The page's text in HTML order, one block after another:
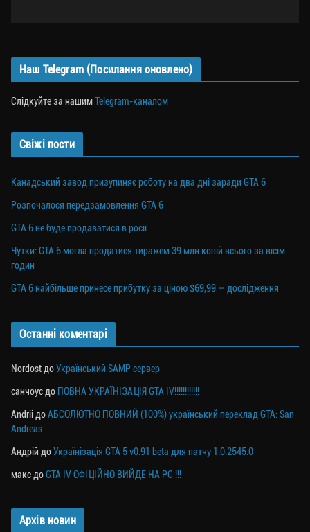
Наш Telegram (Посилання оновлено)
Слідкуйте за нашимTelegram-каналом
Свіжі пости
Канадський завод призупиняє роботу на два дні заради GTA 6
Розпочалося передзамовлення GTA 6
GTA 6 не буде продаватися в росії
Чутки: GTA 6 могла продатися тиражем 39 млн копій всього за вісім
годин
GTA 6 найбільше принесе прибутку за ціною $69,99 — дослідження
Останні коментарі
Nordost доУкраїнський SAMP сервер
санчоус до ПОВНА УКРАЇНІЗАЦІЯ GTA IV!!!!!!!!!!!!
Andrii доАБСОЛЮТНО ПОВНИЙ (100%) український переклад GTA: San
Andreas
Андрій доУкраїнізація GTA 5 v0.91 beta для патчу 1.0.2545.0
макс доGTA IV ОФІЦІЙНО ВИЙДЕ НА PC !!!
Архів новин